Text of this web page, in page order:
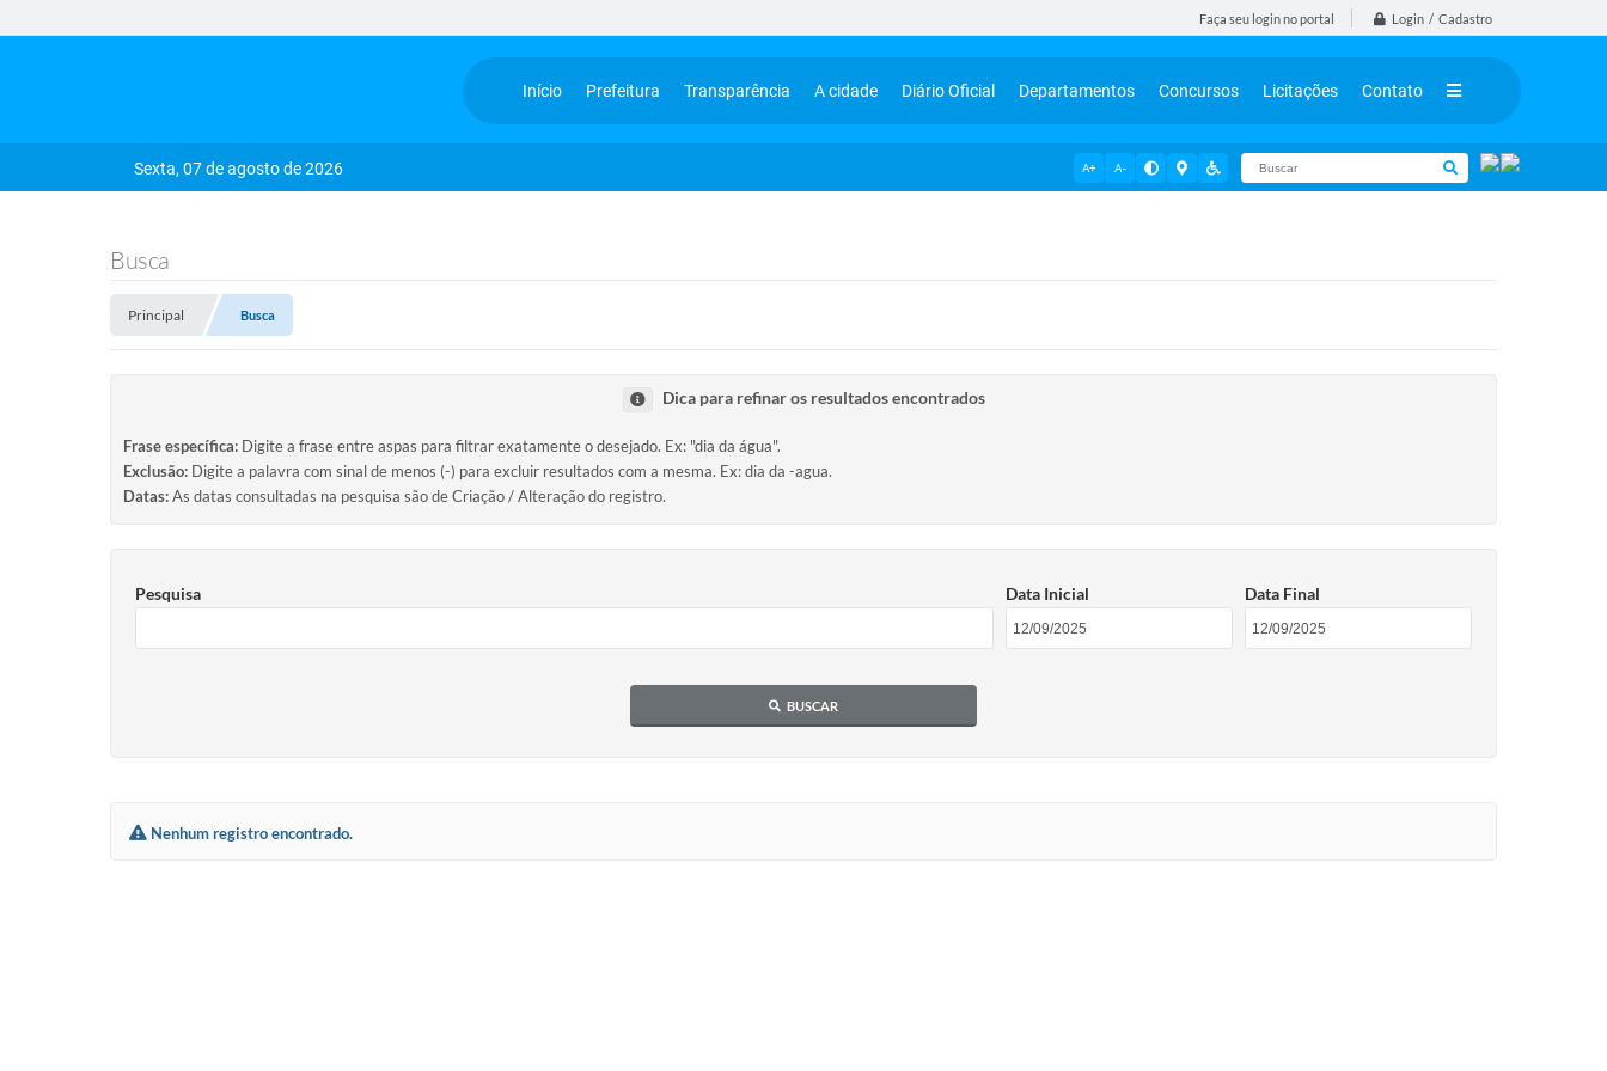
Faça seu login no portal Login / Cadastro
Início Prefeitura Transparência A cidade Diário Oficial Departamentos Concursos Licitações Contato
A+ A-
Sexta, 07 de agosto de 2026
Busca
Principal Busca
Dica para refinar os resultados encontrados
Frase específica: Digite a frase entre aspas para filtrar exatamente o desejado. Ex: "dia da água".
Exclusão: Digite a palavra com sinal de menos (-) para excluir resultados com a mesma. Ex: dia da -agua.
Datas:As datas consultadas na pesquisa são de Criação / Alteração do registro.
Pesquisa Data Inicial Data Final
BUSCAR
Nenhum registro encontrado.